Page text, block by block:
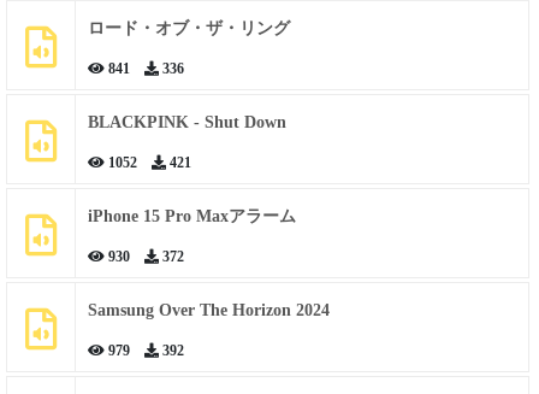
ロード・オブ・ザ・リング
841 336
BLACKPINK - Shut Down
1052 421
iPhone 15 Pro Maxアラーム
930 372
Samsung Over The Horizon 2024
979 392